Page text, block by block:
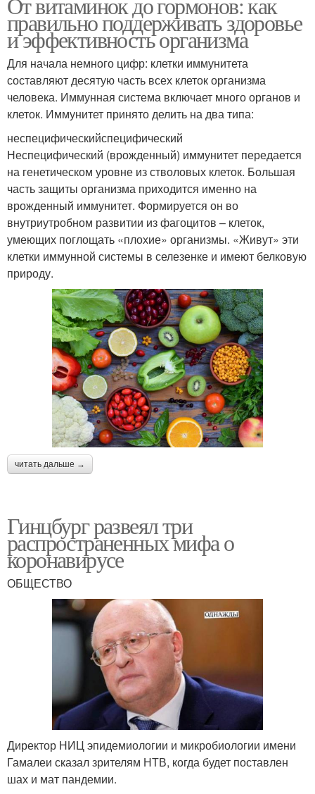
правильно поддерживать здоровье
и эффективность организма
Для начала немного цифр: клетки иммунитета
составляют десятую часть всех клеток организма
человека. Иммунная система включает много органов и
клеток. Иммунитет принято делить на два типа:
неспецифическийспецифический
Неспецифический (врожденный) иммунитет передается
на генетическом уровне из стволовых клеток. Большая
часть защиты организма приходится именно на
врожденный иммунитет. Формируется он во
внутриутробном развитии из фагоцитов – клеток,
умеющих поглощать «плохие» организмы. «Живут» эти
клетки иммунной системы в селезенке и имеют белковую
природу.
читать дальше →
Гинцбург развеял три
распространенных мифа о
коронавирусе
ОБЩЕСТВО
Директор НИЦ эпидемиологии и микробиологии имени
Гамалеи сказал зрителям НТВ, когда будет поставлен
шах и мат пандемии.